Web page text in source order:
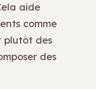
aide
comme
plutôt des
des